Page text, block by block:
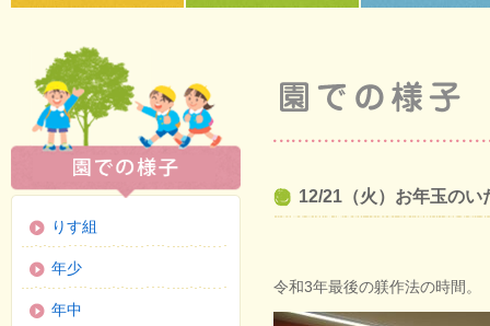
12/21（火）お年玉のい
令和3年最後の躾作法の時間。
りす組
年少
年中